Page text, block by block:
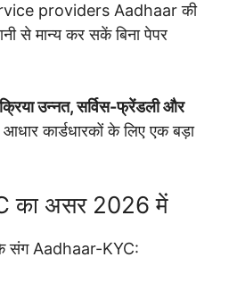
providers Aadhaar की
से मान्य कर सकें बिना पेपर
उन्नत, सर्विस-फ्रेंडली और
कार्डधारकों के लिए एक बड़ा
का असर 2026 में
के संग Aadhaar-KYC: